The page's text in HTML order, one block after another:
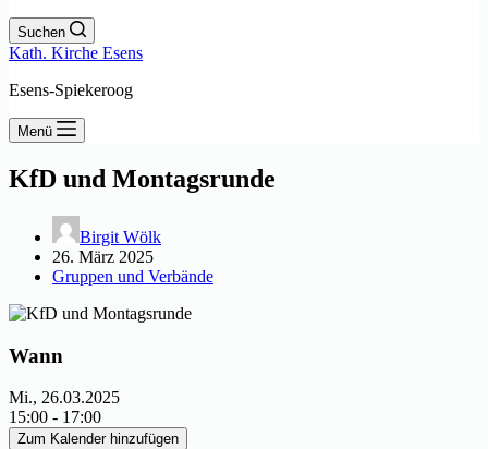
Suchen
Kath. Kirche Esens
Esens-Spiekeroog
Menü
KfD und Montagsrunde
Birgit Wölk
26. März 2025
Gruppen und Verbände
Wann
Mi., 26.03.2025
15:00 - 17:00
Zum Kalender hinzufügen